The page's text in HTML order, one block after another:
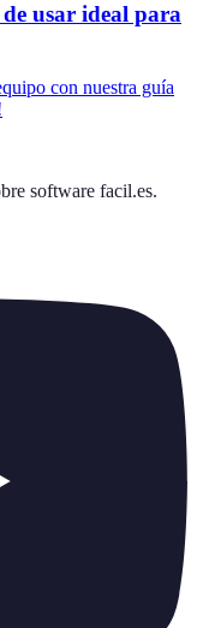
usar ideal para
con nuestra guía
software facil.es.